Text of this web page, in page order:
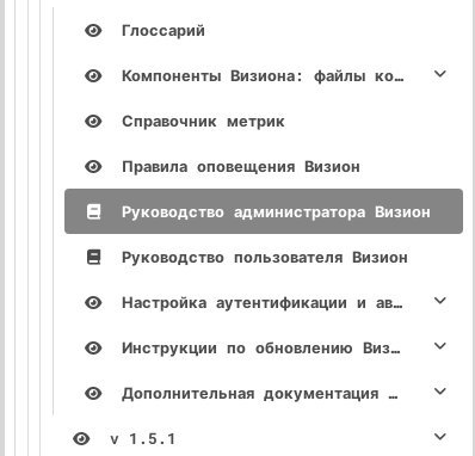
Глоссарий
Компоненты Визиона: файлы конфигурации, описание параметров
Справочник метрик
Правила оповещения Визион
Руководство администратора Визион
Руководство пользователя Визион
Настройка аутентификации и авторизации
Инструкции по обновлению Визион
Дополнительная документация Визион
v 1.5.1